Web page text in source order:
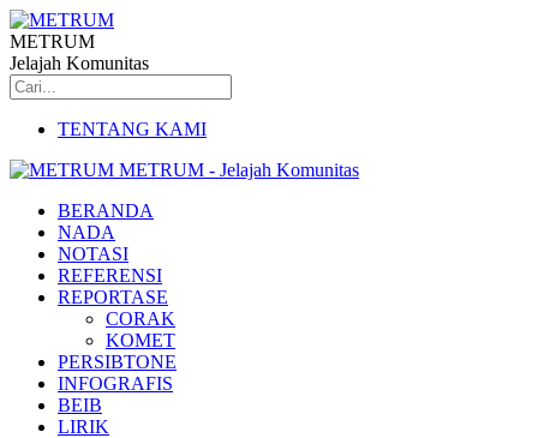
METRUM
Jelajah Komunitas
TENTANG KAMI
METRUM - Jelajah Komunitas
BERANDA
NADA
NOTASI
REFERENSI
REPORTASE
CORAK
KOMET
PERSIBTONE
INFOGRAFIS
BEIB
LIRIK